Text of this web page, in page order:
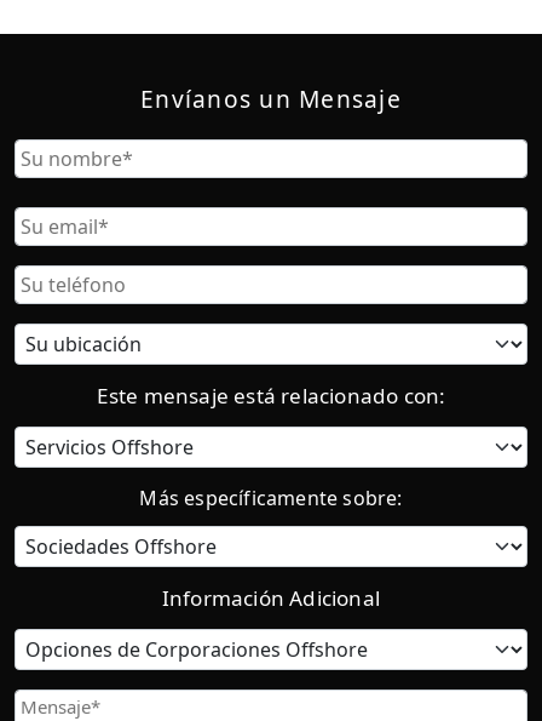
Envíanos un Mensaje
Nombre
Correo
Electrónico
Teléfono
Ubicación
actual:
Este mensaje está relacionado con:
Categoría
Más específicamente sobre:
Información Adicional
Opciones
de
Corporaciones
Mensaje